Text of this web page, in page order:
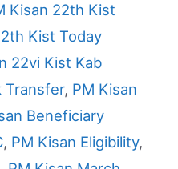
Kisan 22th Kist
Kist Today
22vi Kist Kab
Transfer, PM Kisan
Beneficiary
, PM Kisan Eligibility,